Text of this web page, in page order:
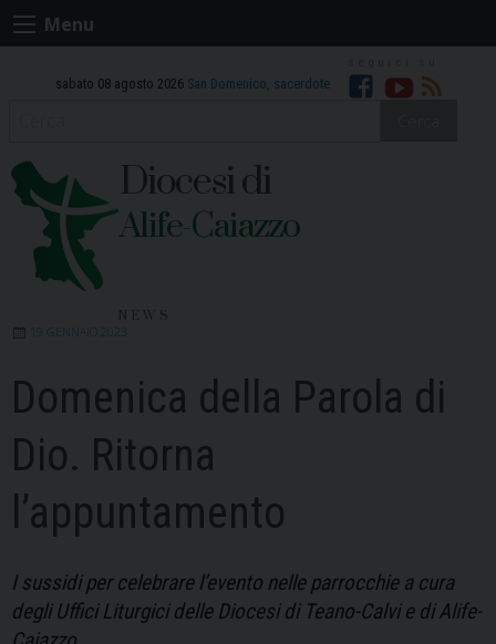
Skip
to
Menu
sabato 08 agosto 2026 San Domenico, sacerdote Facebook
Youtube
RSS
Diocesi di
Alife-Caiazzo
19 GENNAIO 2023
Domenica della Parola di
Dio. Ritorna
l’appuntamento
I sussidi per celebrare l’evento nelle parrocchie a cura
degli Uffici Liturgici delle Diocesi di Teano-Calvi e di Alife-